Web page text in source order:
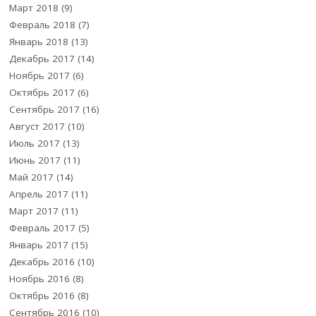
Март 2018 (9)
Февраль 2018 (7)
Январь 2018 (13)
Декабрь 2017 (14)
Ноябрь 2017 (6)
Октябрь 2017 (6)
Сентябрь 2017 (16)
Август 2017 (10)
Июль 2017 (13)
Июнь 2017 (11)
Май 2017 (14)
Апрель 2017 (11)
Март 2017 (11)
Февраль 2017 (5)
Январь 2017 (15)
Декабрь 2016 (10)
Ноябрь 2016 (8)
Октябрь 2016 (8)
Сентябрь 2016 (10)